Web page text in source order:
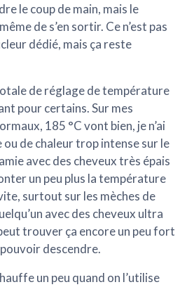
le coup de main, mais le
de s’en sortir. Ce n’est pas
dédié, mais ça reste
de réglage de température
pour certains. Sur mes
185 °C vont bien, je n’ai
de chaleur trop intense sur le
avec des cheveux très épais
un peu plus la température
surtout sur les mèches de
avec des cheveux ultra
trouver ça encore un peu fort
descendre.
un peu quand on l’utilise